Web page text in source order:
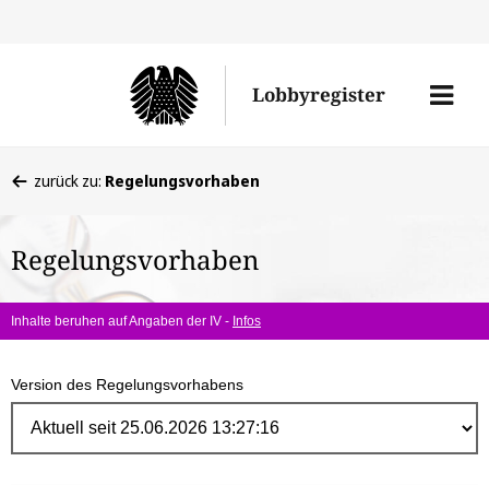
Lobbyregister
Menü
befinden
hier:
zurück zu: Regelungsvorhaben
Regelungsvorhaben
Inhalte beruhen auf Angaben der IV - Infos
Version des Regelungsvorhabens